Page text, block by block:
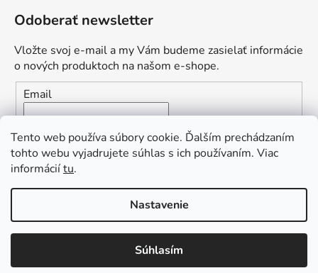
Tento web používa súbory cookie. Ďalším prechádzaním
tohto webu vyjadrujete súhlas s ich používaním. Viac
informáciítu.
Nastavenie
Súhlasím
: Zaplaťte vopred a získajte
Odoberať newsletter
Vložte svoj e-mail a my Vám budeme zasielať informácie
o nových produktoch na našom e-shope.
Email
Vložením e-mailu súhlasíte s
podmienkami ochrany
osobných údajov
Vytvoril Shoptet Premium
Copyright 2026L2.sk. Všetky práva vyhradené.
môžem pomôcť?“